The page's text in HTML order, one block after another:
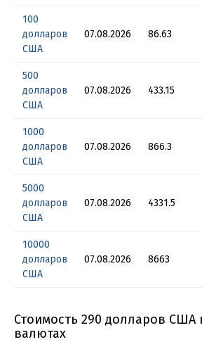
100
долларов
США
07.08.2026 86.63
500
долларов
США
07.08.2026 433.15
1000
долларов
США
07.08.2026 866.3
5000
долларов
США
07.08.2026 4331.5
10000
долларов
США
07.08.2026 8663
Стоимость 290 долларов США
валютах